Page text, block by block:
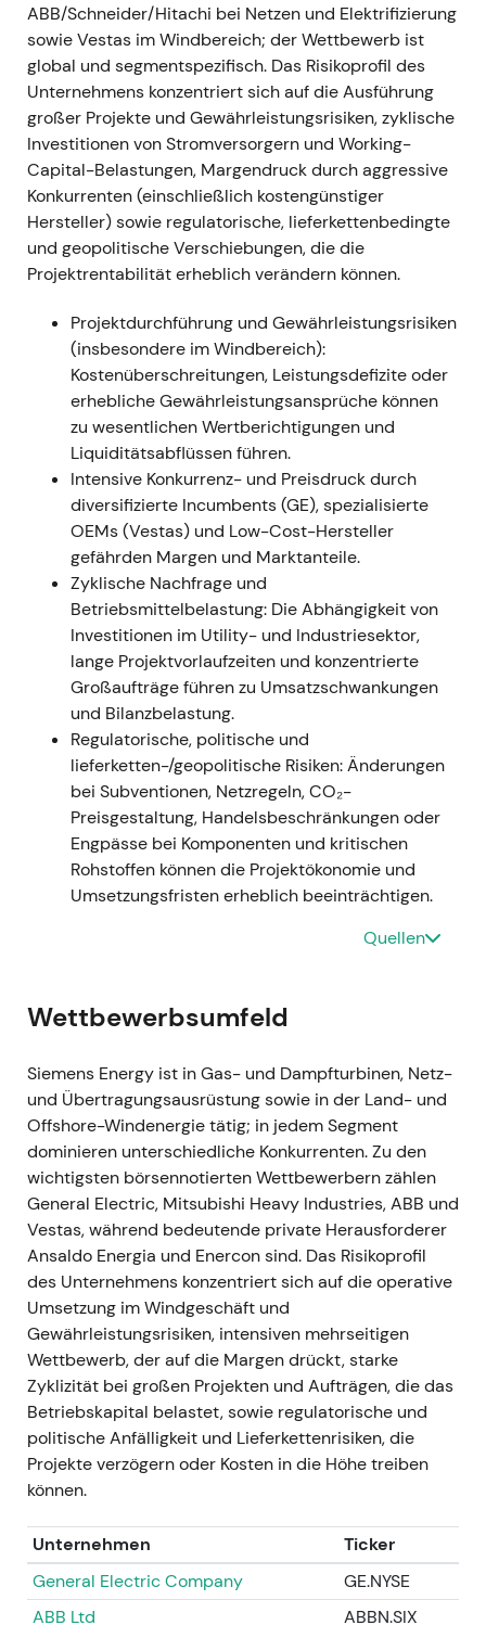
März 2022- Führungswechsel bei Siemens Gamesa
nach erneuten Gewinnwarnungen — der CEO trat
infolge wiederkehrender Projektverzögerungen und
Kostenüberschreitungen zurück.[9]- Dies
verfestigte die Einschätzung, dass die Windsparte
mit strukturellen Problemen in der
Projektabwicklung kämpfte; die Hoffnung auf eine
kurzfristige Lösung schwand. - Erneuter
Abwärtstrend und erhöhte Volatilität, dominiert von
der Gamesa-Problematik.[9]
zog seine Gewinnprognose für das Geschäftsjahr
2023 zurück, nachdem eine ausgedehnte
technische Prüfung eine deutlich erhöhte Fehlerrate
bei den Onshore-Plattformen 4.X und 5.X von
Siemens Gamesa ergeben hatte; erste Schätzungen
der Sanierungskosten überstiegen eine Milliarde
Euro. [31]- Markschock — eine massive negative
Überraschung, die das Investorenbild grundlegend
veränderte: Aus „beherrschbaren
Integrationsproblemen" wurde eine handfeste
Produktqualitätskrise mit mehrjährigen finanziellen
Folgen. - Unmittelbarer, heftiger Kurseinbruch und
ein Bruch der vorherigen Handelsspannen.[31],[24]
August 2023 (Q3-Veröffentlichung)- Siemens
Energy konkretisierte das Ausmaß: Eine Taskforce
wurde eingesetzt (einschließlich externer Berater),
Rückstellungen wurden gebildet und
Sanierungskosten formal erfasst — das
Unternehmen kommunizierte direkte
Sanierungskosten von rund 1,6 Mrd. Euro sowie
weitere Belastungen.[30],[22],[33]- Die Krise
entwickelte sich vom Schlagzeilenschock zur
sich auf Sanierungskosten, Gewährleistungsrisiken
während der Markt die steigenden
14.–15. November 2023- Der Konzern meldete
einen Rekordnettoverlust für das Geschäftsjahr
2023 von rund 4,6 Mrd. Euro, hauptsächlich bedingt
durch die Gamesa-Qualitätsprobleme; gleichzeitig
wurde ein staatlich abgesichertes
Stabilisierungspaket vereinbart — ein
Garantierahmen von 15 Mrd. Euro mit einer
Rückgarantie der Bundesregierung von rund 7,5
Mrd. Euro sowie Zusagen von Banken und weiteren
Beteiligten.[18],[39],[50]- Die Lage wurde
systemisch: Die staatliche Unterstützung
signalisierte das Ausmaß der Krise, reduzierte aber
zugleich das unmittelbare Insolvenzrisiko; die
Wahrnehmung spaltete sich zwischen „staatlich
abgesicherter Erholung" und fortbestehenden
Ausführungsrisiken bei Gamesa. - Tiefer
rund um die Rettungsmaßnahme, gefolgt von einem
volatilen Erholungsschub nach der Ankündigung
des Rettungspakets.[18],[39]
ABB/Schneider/Hitachi bei Netzen und Elektrifizierung
sowie Vestas im Windbereich; der Wettbewerb ist
global und segmentspezifisch. Das Risikoprofil des
Unternehmens konzentriert sich auf die Ausführung
großer Projekte und Gewährleistungsrisiken, zyklische
Investitionen von Stromversorgern und Working-
Capital-Belastungen, Margendruck durch aggressive
Konkurrenten (einschließlich kostengünstiger
Hersteller) sowie regulatorische, lieferkettenbedingte
und geopolitische Verschiebungen, die die
Projektrentabilität erheblich verändern können.
Projektdurchführung und Gewährleistungsrisiken
(insbesondere im Windbereich):
Kostenüberschreitungen, Leistungsdefizite oder
erhebliche Gewährleistungsansprüche können
zu wesentlichen Wertberichtigungen und
Liquiditätsabflüssen führen.
Intensive Konkurrenz- und Preisdruck durch
diversifizierte Incumbents (GE), spezialisierte
OEMs (Vestas) und Low-Cost-Hersteller
gefährden Margen und Marktanteile.
Zyklische Nachfrage und
Betriebsmittelbelastung: Die Abhängigkeit von
Investitionen im Utility- und Industriesektor,
lange Projektvorlaufzeiten und konzentrierte
Großaufträge führen zu Umsatzschwankungen
und Bilanzbelastung.
Regulatorische, politische und
lieferketten-/geopolitische Risiken: Änderungen
bei Subventionen, Netzregeln, CO₂-
Preisgestaltung, Handelsbeschränkungen oder
Engpässe bei Komponenten und kritischen
Rohstoffen können die Projektökonomie und
Umsetzungsfristen erheblich beeinträchtigen.
Quellen
Wettbewerbsumfeld
Siemens Energy ist in Gas- und Dampfturbinen, Netz-
und Übertragungsausrüstung sowie in der Land- und
Offshore-Windenergie tätig; in jedem Segment
dominieren unterschiedliche Konkurrenten. Zu den
wichtigsten börsennotierten Wettbewerbern zählen
General Electric, Mitsubishi Heavy Industries, ABB und
Vestas, während bedeutende private Herausforderer
Ansaldo Energia und Enercon sind. Das Risikoprofil
des Unternehmens konzentriert sich auf die operative
Umsetzung im Windgeschäft und
Gewährleistungsrisiken, intensiven mehrseitigen
Wettbewerb, der auf die Margen drückt, starke
Zyklizität bei großen Projekten und Aufträgen, die das
Betriebskapital belastet, sowie regulatorische und
politische Anfälligkeit und Lieferkettenrisiken, die
Projekte verzögern oder Kosten in die Höhe treiben
können.
Unternehmen
Ticker
General Electric Company
GE.NYSE
ABB Ltd
ABBN.SIX